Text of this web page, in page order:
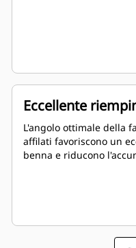
Eccellente
L'angolo ottimale della
affilati favoriscono un
benna e riducono